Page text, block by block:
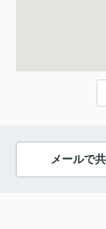
メールで